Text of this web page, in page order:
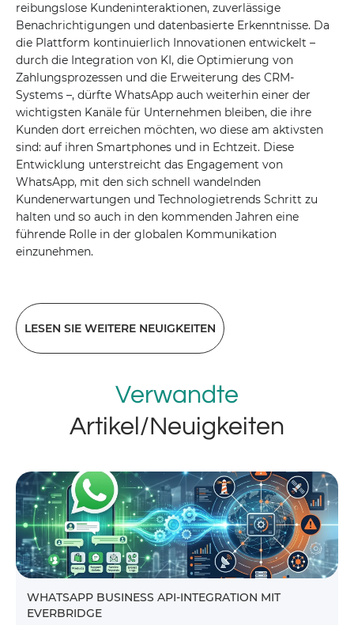
reibungslose Kundeninteraktionen, zuverlässige
Benachrichtigungen und datenbasierte Erkenntnisse. Da
die Plattform kontinuierlich Innovationen entwickelt –
durch die Integration von KI, die Optimierung von
Zahlungsprozessen und die Erweiterung des CRM-
Systems –, dürfte WhatsApp auch weiterhin einer der
wichtigsten Kanäle für Unternehmen bleiben, die ihre
Kunden dort erreichen möchten, wo diese am aktivsten
sind: auf ihren Smartphones und in Echtzeit. Diese
Entwicklung unterstreicht das Engagement von
WhatsApp, mit den sich schnell wandelnden
Kundenerwartungen und Technologietrends Schritt zu
halten und so auch in den kommenden Jahren eine
führende Rolle in der globalen Kommunikation
einzunehmen.
LESEN SIE WEITERE NEUIGKEITEN
Verwandte
Artikel/Neuigkeiten
WHATSAPP BUSINESS API-INTEGRATION MIT
EVERBRIDGE